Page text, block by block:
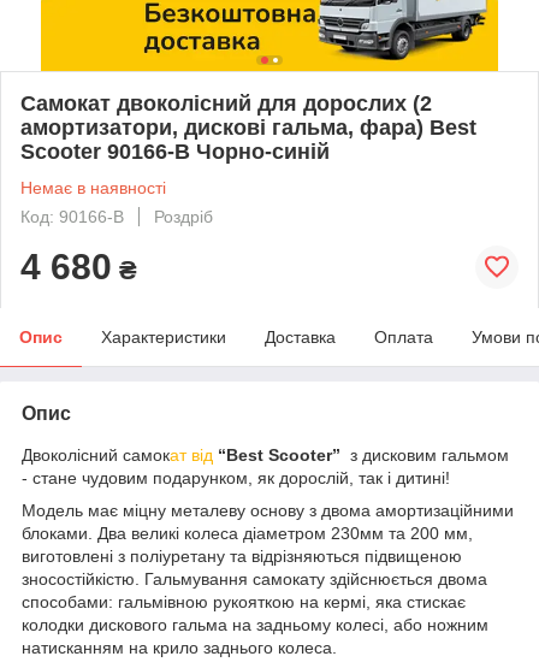
Самокат двоколісний для дорослих (2
амортизатори, дискові гальма, фара) Best
Scooter 90166-B Чорно-синій
Немає в наявності
Код: 90166-B
Роздріб
4 680 ₴
Опис Характеристики Доставка Оплата Умови
Опис
Двоколісний самокат від “Best Scooter” з дисковим гальмом
- стане чудовим подарунком, як дорослій, так і дитині!
Модель має міцну металеву основу з двома амортизаційними
блоками. Два великі колеса діаметром 230мм та 200 мм,
виготовлені з поліуретану та відрізняються підвищеною
зносостійкістю. Гальмування самокату здійснюється двома
способами: гальмівною рукояткою на кермі, яка стискає
колодки дискового гальма на задньому колесі, або ножним
натисканням на крило заднього колеса.